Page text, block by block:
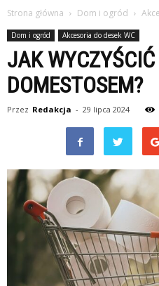
Strona główna Dom i ogród
Dom i ogród Akcesoria do desek WC
JAK
DOMESTOSEM?
Przez Redakcja - 29 lipca 2024